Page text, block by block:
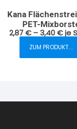
werden
Kana
PET-
2,87€–3,40€ je
ZUM PRODUKT...
Dieses